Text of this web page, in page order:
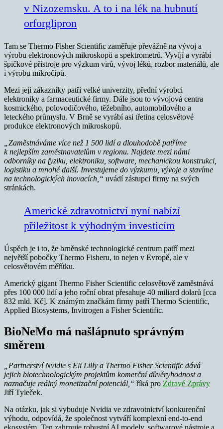
v Nizozemsku. A to i na lék na hubnutí
orforglipron
Tam se Thermo Fisher Scientific zaměřuje převážně na vývoj a
výrobu elektronových mikroskopů a spektrometrů. Vyvíjí a vyrábí
špičkové přístroje pro výzkum virů, vývoj léků, rozbor materiálů, ale
i výrobu mikročipů.
Mezi její zákazníky patří velké univerzity, přední výrobci
elektroniky a farmaceutické firmy. Dále jsou to vývojová centra
kosmického, polovodičového, těžebního, automobilového a
leteckého průmyslu. V Brně se vyrábí asi třetina celosvětové
produkce elektronových mikroskopů.
„Zaměstnáváme více než 1 500 lidí a dlouhodobě patříme
k nejlepším zaměstnavatelům v regionu. Najdete mezi námi
odborníky na fyziku, elektroniku, software, mechanickou konstrukci,
logistiku a mnohé další. Investujeme do výzkumu, vývoje a stavíme
na technologických inovacích,“ uvádí zástupci firmy na svých
stránkách.
Americké zdravotnictví nyní nabízí
příležitost k výhodným investicím
Úspěch je i to, že brněnské technologické centrum patří mezi
největší pobočky Thermo Fisheru, to nejen v Evropě, ale v
celosvětovém měřítku.
Americký gigant Thermo Fisher Scientific celosvětově zaměstnává
přes 100 000 lidí a jeho roční obrat přesahuje 40 miliard dolarů [cca
832 mld. Kč]. K známým značkám firmy patří Thermo Scientific,
Applied Biosystems, Invitrogen a Fisher Scientific.
BioNeMo má našlápnuto správným
směrem
„Partnerství Nvidie s Eli Lilly a Thermo Fisher Scientific dává
jejich biotechnologickým projektům komerční důvěryhodnost a
naznačuje reálný monetizační potenciál,“ říká pro Zdravé Zprávy
Jiří Tyleček.
Na otázku, jak si vybuduje Nvidia ve zdravotnictví konkurenční
výhodu, odpovídá, že společnost vytváří komplexní end-to-end